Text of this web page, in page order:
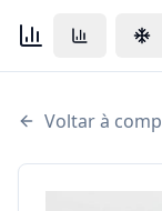
Voltar à